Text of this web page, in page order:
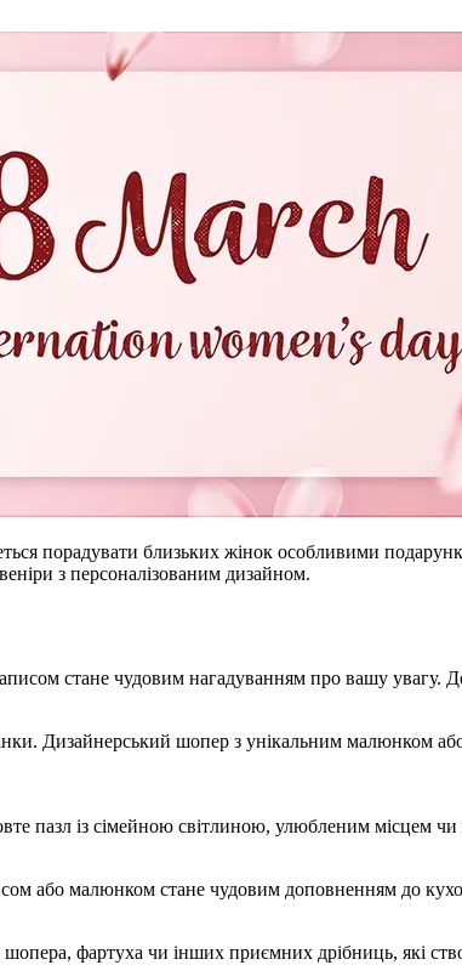
порадувати близьких жінок особливими
з персоналізованим дизайном.
стане чудовим нагадуванням про вашу увагу.
Дизайнерський шопер з унікальним малюнком
пазл із сімейною світлиною, улюбленим місцем
або малюнком стане чудовим доповненням до
фартуха чи інших приємних дрібниць, які